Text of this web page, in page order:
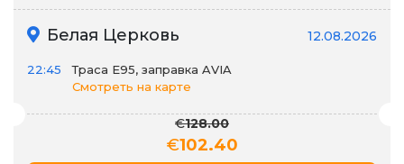
Белая Церковь 12.08.2026
22:45
Траса E95, заправка AVIA
Смотреть на карте
€128.00
€102.40